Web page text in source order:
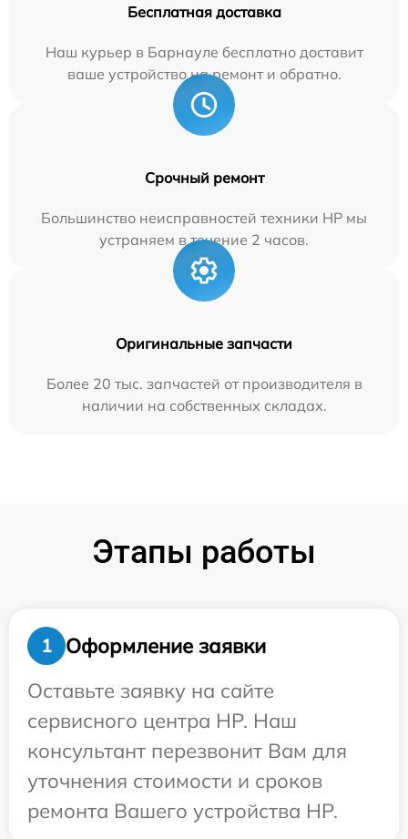
Бесплатная доставка
Наш курьер в Барнауле бесплатно доставит
ваше устройство на ремонт и обратно.
Срочный ремонт
Большинство неисправностей техники HP мы
устраняем в течение 2 часов.
Оригинальные запчасти
Более 20 тыс. запчастей от производителя в
наличии на собственных складах.
Этапы работы
1
Оформление заявки
Оставьте заявку на сайте
сервисного центра HP. Наш
консультант перезвонит Вам для
уточнения стоимости и сроков
ремонта Вашего устройства HP.